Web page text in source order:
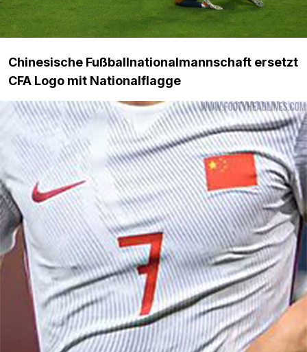
Chinesische Fußballnationalmannschaft ersetzt
CFA Logo mit Nationalflagge